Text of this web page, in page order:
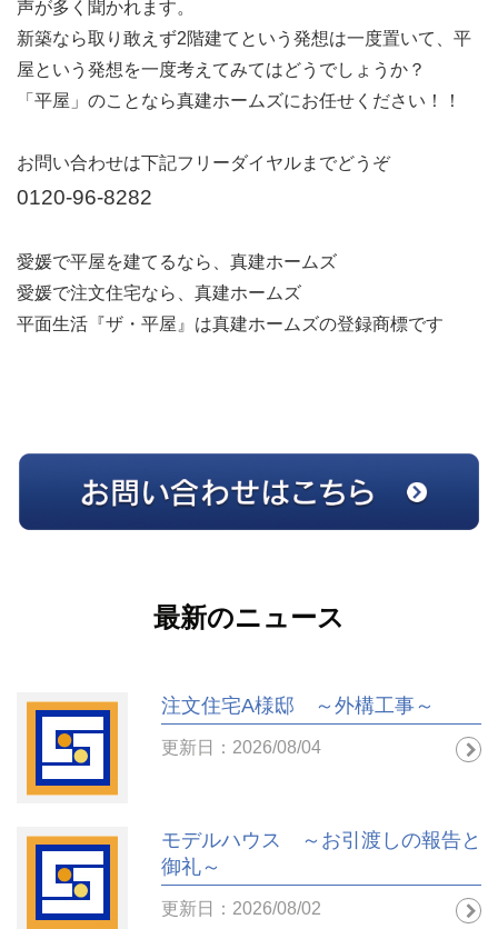
声が多く聞かれます。
新築なら取り敢えず2階建てという発想は一度置いて、平
屋という発想を一度考えてみてはどうでしょうか？
「平屋」のことなら真建ホームズにお任せください！！
お問い合わせは下記フリーダイヤルまでどうぞ
0120-96-8282
愛媛で平屋を建てるなら、真建ホームズ
愛媛で注文住宅なら、真建ホームズ
平面生活『ザ・平屋』は真建ホームズの登録商標です
最新のニュース
注文住宅A様邸 ～外構工事～
更新日：2026/08/04
モデルハウス ～お引渡しの報告と
御礼～
更新日：2026/08/02